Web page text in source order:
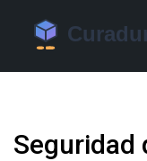
Seguridad